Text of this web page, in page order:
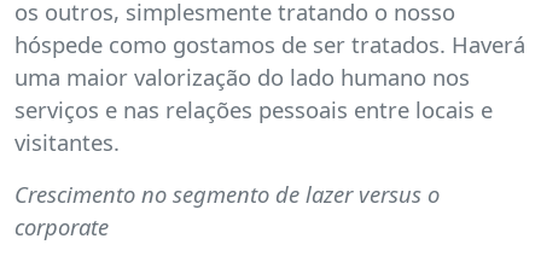
os outros, simplesmente tratando o nosso
hóspede como gostamos de ser tratados. Haverá
uma maior valorização do lado humano nos
serviços e nas relações pessoais entre locais e
visitantes.
Crescimento no segmento de lazer versus o
corporate